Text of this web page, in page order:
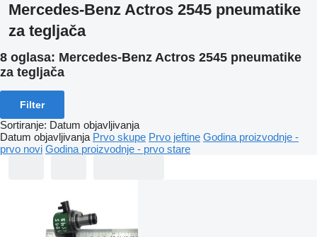
Mercedes-Benz Actros 2545 pneumatikе
za tegljača
8 oglasa: Mercedes-Benz Actros 2545 pneumatikе
za tegljača
Filter
Sortiranje: Datum objavljivanja
Datum objavljivanja Prvo skupe Prvo jeftine Godina proizvodnje -
prvo novi Godina proizvodnje - prvo stare